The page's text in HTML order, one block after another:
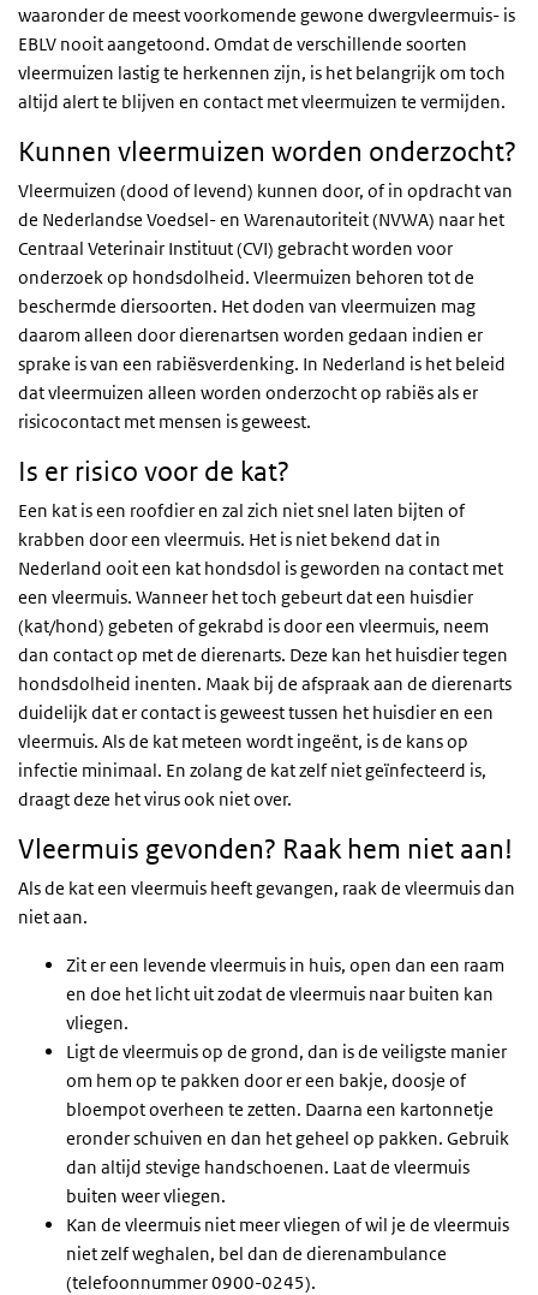
waaronder de meest voorkomende gewone dwergvleermuis- is
EBLV nooit aangetoond. Omdat de verschillende soorten
vleermuizen lastig te herkennen zijn, is het belangrijk om toch
altijd alert te blijven en contact met vleermuizen te vermijden.
Kunnen vleermuizen worden onderzocht?
Vleermuizen (dood of levend) kunnen door, of in opdracht van
de Nederlandse Voedsel- en Warenautoriteit (NVWA) naar het
Centraal Veterinair Instituut (CVI) gebracht worden voor
onderzoek op hondsdolheid. Vleermuizen behoren tot de
beschermde diersoorten. Het doden van vleermuizen mag
daarom alleen door dierenartsen worden gedaan indien er
sprake is van een rabiësverdenking. In Nederland is het beleid
dat vleermuizen alleen worden onderzocht op rabiës als er
risicocontact met mensen is geweest.
Is er risico voor de kat?
Een kat is een roofdier en zal zich niet snel laten bijten of
krabben door een vleermuis. Het is niet bekend dat in
Nederland ooit een kat hondsdol is geworden na contact met
een vleermuis. Wanneer het toch gebeurt dat een huisdier
(kat/hond) gebeten of gekrabd is door een vleermuis, neem
dan contact op met de dierenarts. Deze kan het huisdier tegen
hondsdolheid inenten. Maak bij de afspraak aan de dierenarts
duidelijk dat er contact is geweest tussen het huisdier en een
vleermuis. Als de kat meteen wordt ingeënt, is de kans op
infectie minimaal. En zolang de kat zelf niet geïnfecteerd is,
draagt deze het virus ook niet over.
Vleermuis gevonden? Raak hem niet aan!
Als de kat een vleermuis heeft gevangen, raak de vleermuis dan
niet aan.
Zit er een levende vleermuis in huis, open dan een raam
en doe het licht uit zodat de vleermuis naar buiten kan
vliegen.
Ligt de vleermuis op de grond, dan is de veiligste manier
om hem op te pakken door er een bakje, doosje of
bloempot overheen te zetten. Daarna een kartonnetje
eronder schuiven en dan het geheel op pakken. Gebruik
dan altijd stevige handschoenen. Laat de vleermuis
buiten weer vliegen.
Kan de vleermuis niet meer vliegen of wil je de vleermuis
niet zelf weghalen, bel dan de dierenambulance
(telefoonnummer 0900-0245).